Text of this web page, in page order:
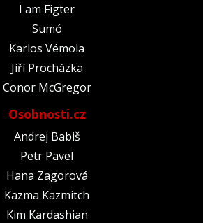
I am Figter
Sumó
Karlos Vémola
Jiří Procházka
Conor McGregor
Osobnosti.cz
Andrej Babiš
Petr Pavel
Hana Zagorová
Kazma Kazmitch
Kim Kardashian